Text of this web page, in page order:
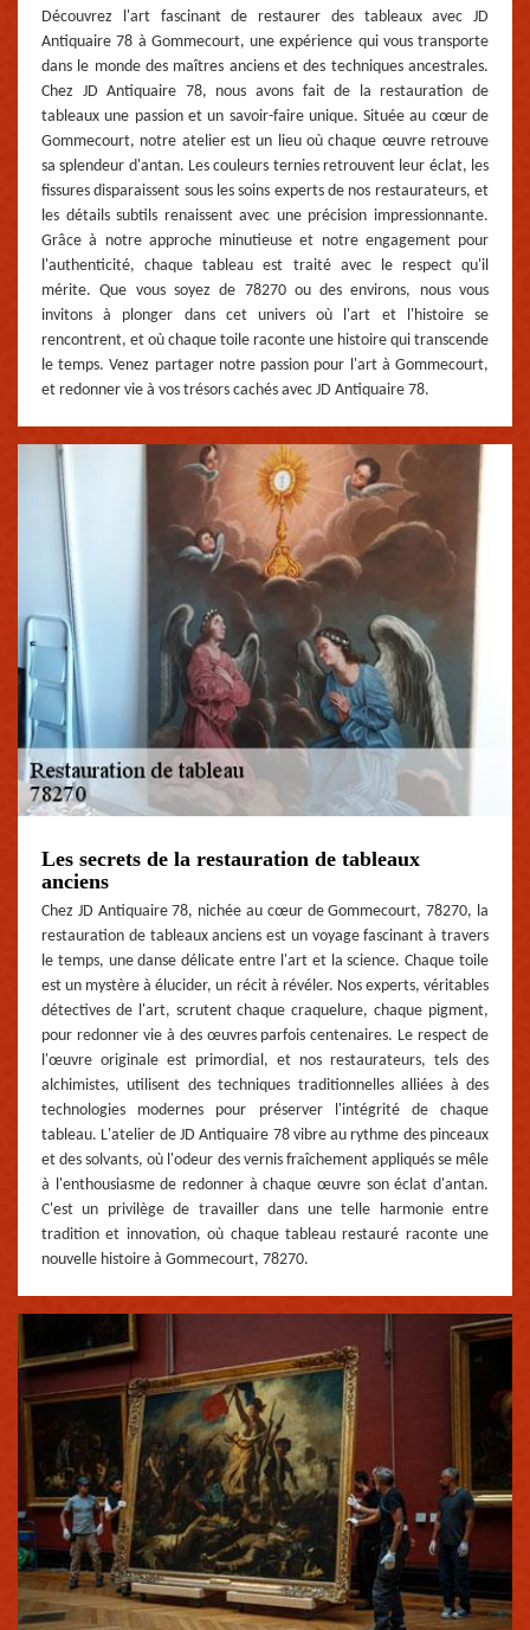
Découvrez l'art fascinant de restaurer des tableaux avec JD
Antiquaire 78 à Gommecourt, une expérience qui vous transporte
dans le monde des maîtres anciens et des techniques ancestrales.
Chez JD Antiquaire 78, nous avons fait de la restauration de
tableaux une passion et un savoir-faire unique. Située au cœur de
Gommecourt, notre atelier est un lieu où chaque œuvre retrouve
sa splendeur d'antan. Les couleurs ternies retrouvent leur éclat, les
fissures disparaissent sous les soins experts de nos restaurateurs, et
les détails subtils renaissent avec une précision impressionnante.
Grâce à notre approche minutieuse et notre engagement pour
l'authenticité, chaque tableau est traité avec le respect qu'il
mérite. Que vous soyez de 78270 ou des environs, nous vous
invitons à plonger dans cet univers où l'art et l'histoire se
rencontrent, et où chaque toile raconte une histoire qui transcende
le temps. Venez partager notre passion pour l'art à Gommecourt,
et redonner vie à vos trésors cachés avec JD Antiquaire 78.
Les secrets de la restauration de tableaux
anciens
Chez JD Antiquaire 78, nichée au cœur de Gommecourt, 78270, la
restauration de tableaux anciens est un voyage fascinant à travers
le temps, une danse délicate entre l'art et la science. Chaque toile
est un mystère à élucider, un récit à révéler. Nos experts, véritables
détectives de l'art, scrutent chaque craquelure, chaque pigment,
pour redonner vie à des œuvres parfois centenaires. Le respect de
l'œuvre originale est primordial, et nos restaurateurs, tels des
alchimistes, utilisent des techniques traditionnelles alliées à des
technologies modernes pour préserver l'intégrité de chaque
tableau. L'atelier de JD Antiquaire 78 vibre au rythme des pinceaux
et des solvants, où l'odeur des vernis fraîchement appliqués se mêle
à l'enthousiasme de redonner à chaque œuvre son éclat d'antan.
C'est un privilège de travailler dans une telle harmonie entre
tradition et innovation, où chaque tableau restauré raconte une
nouvelle histoire à Gommecourt, 78270.